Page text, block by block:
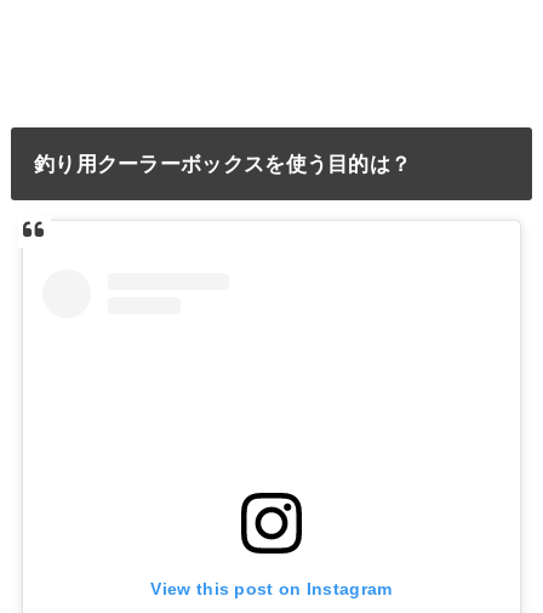
釣り用クーラーボックスを使う目的は？
View this post on Instagram